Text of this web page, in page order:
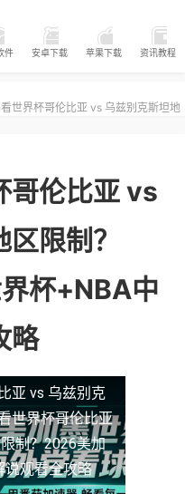
件 安卓下载 苹果下载 资讯教程
世界杯哥伦比亚 vs 乌兹别克斯坦地
哥伦比亚 vs
限制？
杯+NBA中
略
亚 vs 乌兹别克
世界杯哥伦比亚
制？2026美加
说观看全攻略